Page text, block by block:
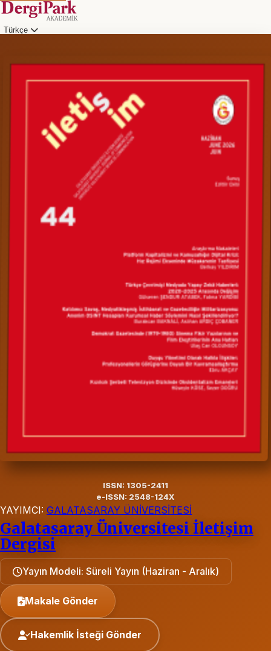
Türkçe
ISSN: 1305-2411
e-ISSN: 2548-124X
YAYIMCI: GALATASARAY ÜNİVERSİTESİ
Galatasaray Üniversitesi İletişim
Dergisi
Yayın Modeli: Süreli Yayın (Haziran - Aralık)
Makale Gönder
Hakemlik İsteği Gönder